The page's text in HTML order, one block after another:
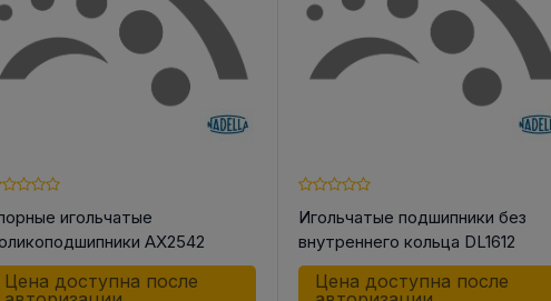
игольчатые
AX2542
Цена доступна после
Игольчатые подшипники без
внутреннего кольца DL1612
Цена доступна после